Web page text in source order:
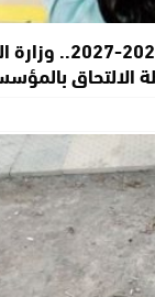
الدخول المدرسي
الالتحاق